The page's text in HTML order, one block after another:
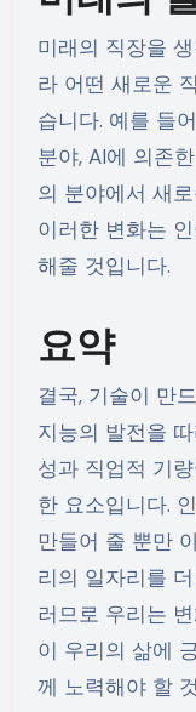
미래의 직장을
라 어떤 새로운
습니다. 예를 들
분야, AI에 의존
의 분야에서 새
이러한 변화는
해줄 것입니다.
요약
결국, 기술이 만
지능의 발전을
성과 직업적 기
한 요소입니다.
만들어 줄 뿐만
리의 일자리를
러므로 우리는
이 우리의 삶에
께 노력해야 할